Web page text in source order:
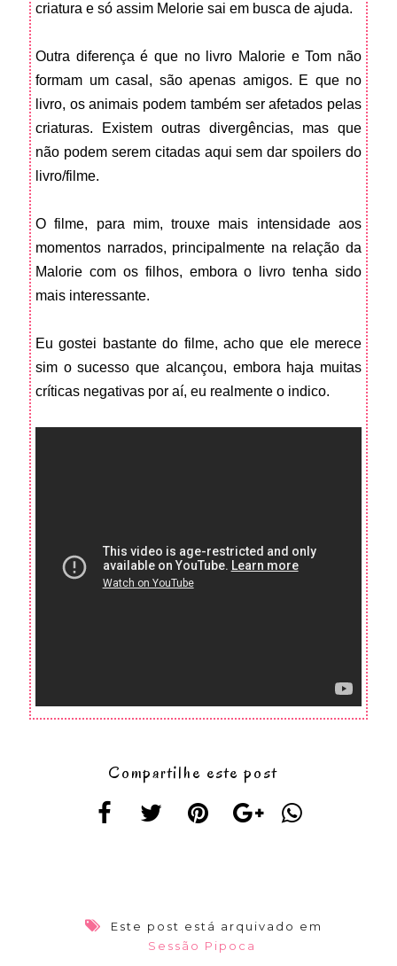
criatura e só assim Melorie sai em busca de ajuda.
Outra diferença é que no livro Malorie e Tom não
formam um casal, são apenas amigos. E que no
livro, os animais podem também ser afetados pelas
criaturas. Existem outras divergências, mas que
não podem serem citadas aqui sem dar spoilers do
livro/filme.
O filme, para mim, trouxe mais intensidade aos
momentos narrados, principalmente na relação da
Malorie com os filhos, embora o livro tenha sido
mais interessante.
Eu gostei bastante do filme, acho que ele merece
sim o sucesso que alcançou, embora haja muitas
críticas negativas por aí, eu realmente o indico.
Compartilhe este post
Este post está arquivado em
Sessão Pipoca